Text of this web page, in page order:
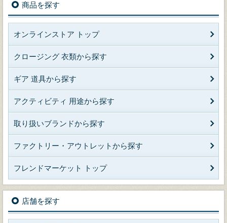
商品を探す
オンラインストア トップ
クロージング 衣類から探す
ギア 道具から探す
アクティビティ 用途から探す
取り扱いブランドから探す
ファクトリー・アウトレットから探す
フレンドマーケット トップ
店舗を探す